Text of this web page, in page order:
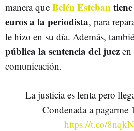
manera que Belén Esteban
euros a la periodista, para
le hizo en su día. Además,
pública la sentencia del juez
comunicación.
La justicia es lenta pero
Condenada a pagarme
https://t.co/